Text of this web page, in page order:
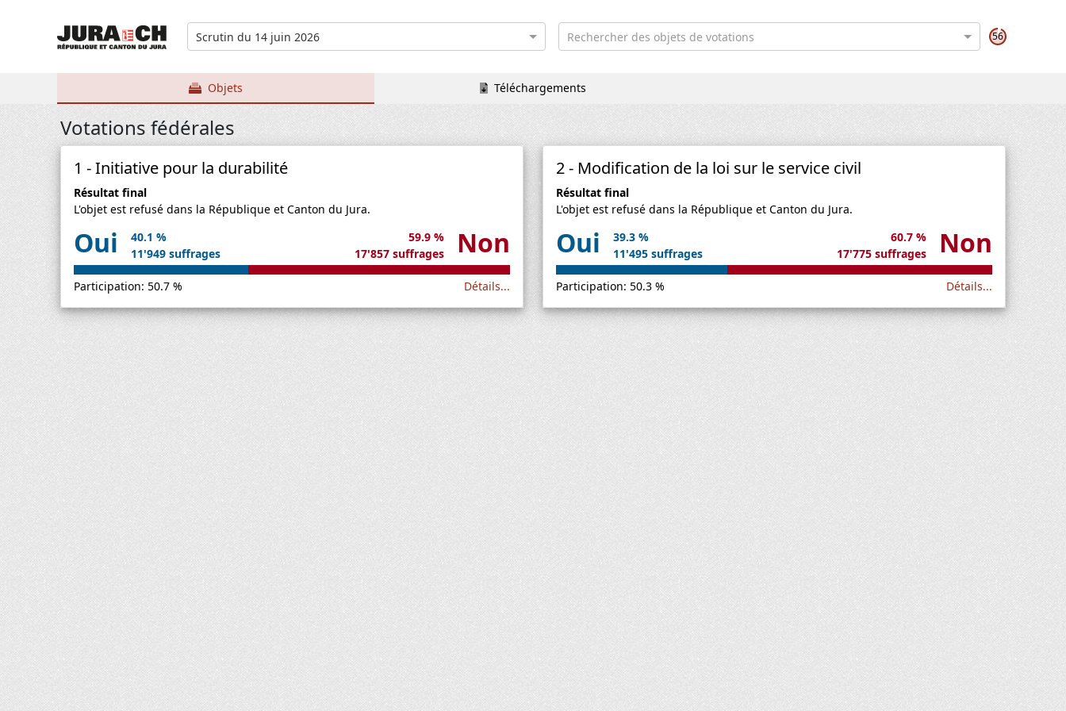
Scrutin du 14 juin 2026 Rechercher des objets de votations 56
Objets Téléchargements
Votations fédérales
1 - Initiative pour la durabilité
Résultat final
L'objet est refusé dans la République et Canton du Jura.
Oui
40.1 %
11'949 suffrages
Non
59.9 %
17'857 suffrages
Participation: 50.7 % Détails...
2 - Modification de la loi sur le service civil
Résultat final
L'objet est refusé dans la République et Canton du Jura.
Oui
39.3 %
11'495 suffrages
Non
60.7 %
17'775 suffrages
Participation: 50.3 % Détails...